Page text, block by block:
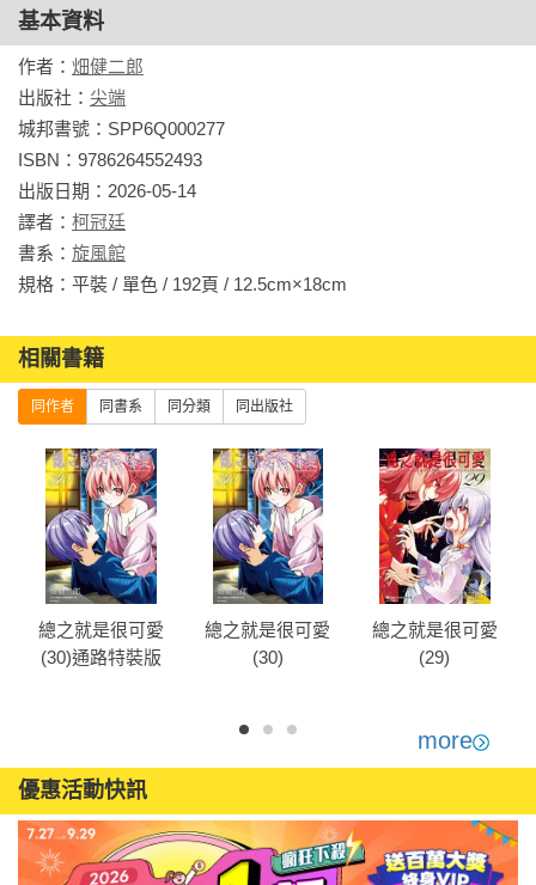
基本資料
作者： 畑健二郎
出版社： 尖端
城邦書號：SPP6Q000277
ISBN：9786264552493
出版日期：2026-05-14
譯者： 柯冠廷
書系： 旋風館
規格：平裝 / 單色 / 192頁 / 12.5cm×18cm
相關書籍
同作者 同書系 同分類 同出版社
總之就是很可愛
(30)通路特裝版
總之就是很可愛
(30)
總之就是很可愛
(29)
more
優惠活動快訊